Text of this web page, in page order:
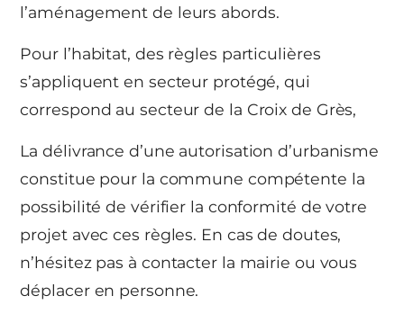
l’aménagement de leurs abords.
Pour l’habitat, des règles particulières
s’appliquent en secteur protégé, qui
correspond au secteur de la Croix de Grès,
La délivrance d’une autorisation d’urbanisme
constitue pour la commune compétente la
possibilité de vérifier la conformité de votre
projet avec ces règles. En cas de doutes,
n’hésitez pas à contacter la mairie ou vous
déplacer en personne.